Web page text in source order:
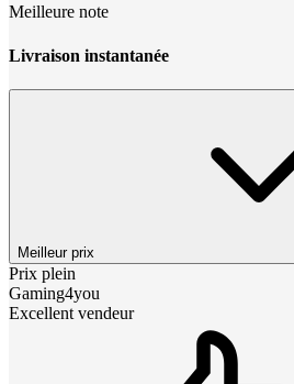
Meilleure note
Livraison instantanée
Meilleur prix
Prix plein
Gaming4you
Excellent vendeur